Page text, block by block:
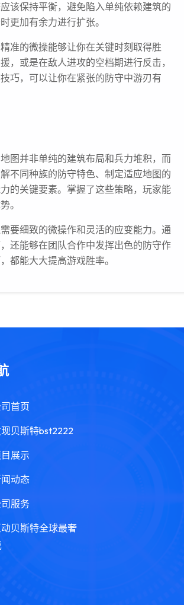
该保持平衡，避免陷入单纯依赖建筑的
更加有余力进行扩张。
准的微操能够让你在关键时刻取得胜
，或是在敌人进攻的空档期进行反击，
巧，可以让你在紧张的防守中游刃有
图并非单纯的建筑布局和兵力堆积，而
不同种族的防守特色、制定适应地图的
的关键要素。掌握了这些策略，玩家能
。
要细致的微操作和灵活的应变能力。通
还能够在团队合作中发挥出色的防守作
都能大大提高游戏胜率。
首页
贝斯特bst2222
展示
动态
服务
贝斯特全球最奢